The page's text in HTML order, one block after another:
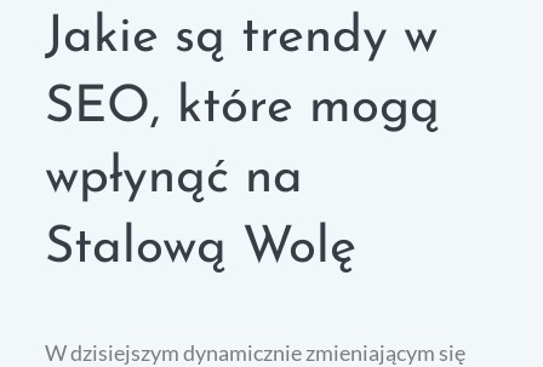
Jakie są trendy w
SEO, które mogą
wpłynąć na
Stalową Wolę
W dzisiejszym dynamicznie zmieniającym się